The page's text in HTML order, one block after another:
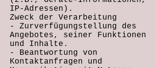
IP-Adressen).
Zweck der Verarbeitung
- Zurverfügungstellung des
Angebotes, seiner Funktionen
und Inhalte.
- Beantwortung von
Kontaktanfragen und